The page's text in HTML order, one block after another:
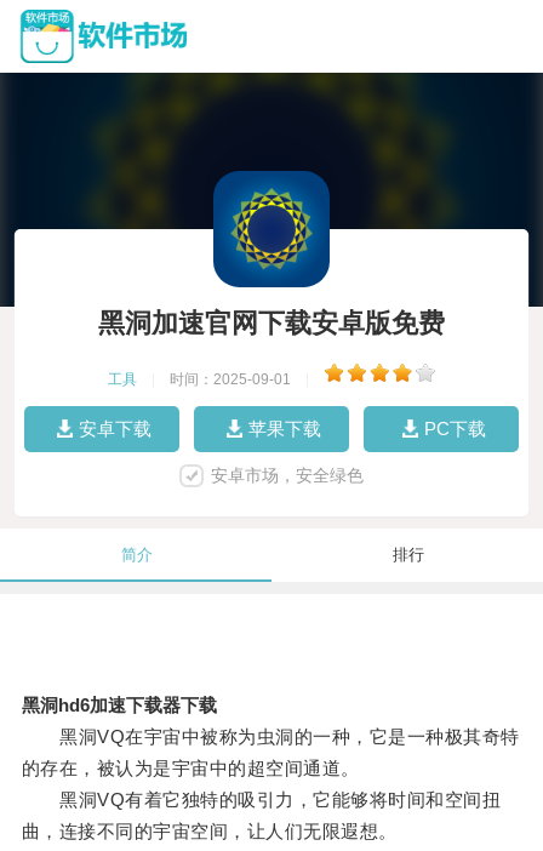
黑洞加速官网下载安卓版免费
工具 时间：2025-09-01
安卓下载 苹果下载 PC下载
安卓市场，安全绿色
简介 排行
黑洞hd6加速下载器下载
黑洞VQ在宇宙中被称为虫洞的一种，它是一种极其奇特
的存在，被认为是宇宙中的超空间通道。
黑洞VQ有着它独特的吸引力，它能够将时间和空间扭
曲，连接不同的宇宙空间，让人们无限遐想。